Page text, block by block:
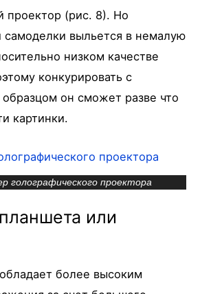
проектор (рис. 8). Но
самоделки выльется в немалую
низком качестве
конкурировать с
он сможет разве что
картинки.
голографического проектора
или
более высоким